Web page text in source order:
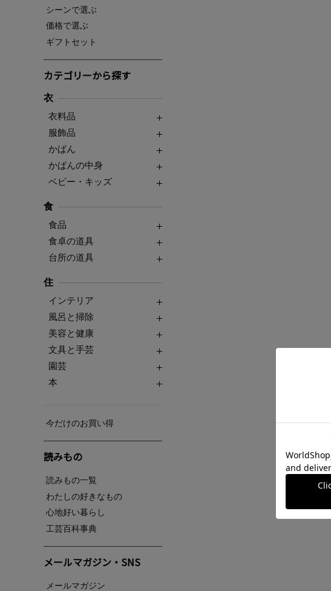
シーンで選ぶ
価格で選ぶ
ギフトセット
カテゴリーから探す
衣
衣料品
服飾品
かばん
かばんの中身
ベビー・キッズ
食
食品
食卓の道具
台所の道具
住
インテリア
風呂と掃除
美容と健康
文具と手芸
園芸
本
今だけのお買い得
読みもの
読みもの一覧
わたしの好きなもの
心地好い暮らし
工芸百科事典
メールマガジン・SNS
メールマガジン